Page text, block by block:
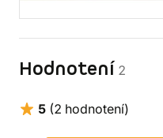
Hodnotení 2
5 (2 hodnotení)